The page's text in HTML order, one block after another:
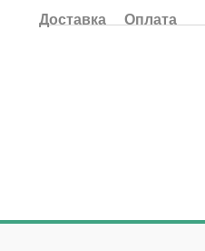
Доставка
Оплата